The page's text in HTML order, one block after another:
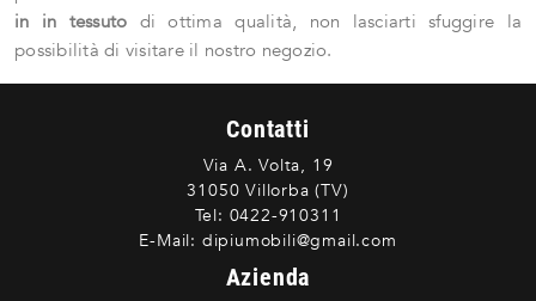
in in tessuto di ottima qualità, non lasciarti sfuggire la
possibilità di visitare il nostro negozio.
Contatti
Via A. Volta, 19
31050 Villorba (TV)
Tel: 0422-910311
E-Mail: dipiumobili@gmail.com
Azienda